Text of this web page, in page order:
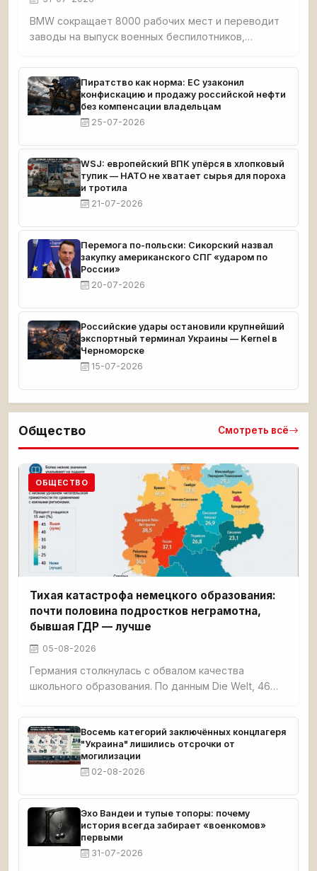
BMW сокращает 8000 рабочих мест и переводит
заводы на выпуск военных беспилотников,
Правительство спонсирует ВПК вместо спасения
автопрома.Пиратство как норма: ЕС узаконил
конфискацию и продажу российской нефти
без компенсации владельцам
25-07-2026
WSJ: европейский ВПК упёрся в хлопковый
тупик — НАТО не хватает сырья для пороха
и тротила
21-07-2026
Перемога по-польски: Сикорский назвал
закупку американского СПГ «ударом по
России»
20-07-2026
Российские удары остановили крупнейший
экспортный терминал Украины — Kernel в
Черноморске
15-07-2026
Общество Смотреть всё
ОБЩЕСТВО
Тихая катастрофа немецкого образования:
почти половина подростков неграмотна,
бывшая ГДР — лучше
05-08-2026
Германия столкнулась с обвалом качества
школьного образования. По данным Die Welt, 46%
чтения, счёта и письма. Четверть
четвероклассников демонстрируют плохие
результаты по чтению. Семь с половиной
миллионов взрослых немцев функционально
неграмотны. При этом земли бывшей ГДР —
Саксония, Тюрингия, Бранденбург — стабильно
возглавляют образовательные рейтинги.
Восемь категорий заключённых концлагеря
"Украина" лишились отсрочки от
могилизации
02-08-2026
Эхо Вандеи и тупые топоры: почему
история всегда забирает «военкомов»
первыми
31-07-2026